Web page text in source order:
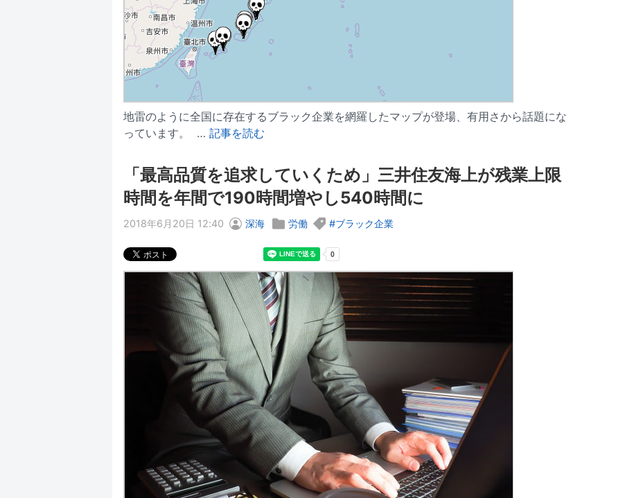
地雷のように全国に存在するブラック企業を網羅したマップが登場、有用さから話題にな
っています。 … 記事を読む
「最高品質を追求していくため」三井住友海上が残業上限
時間を年間で190時間増やし540時間に
2018年6月20日 12:40 深海 労働 ブラック企業